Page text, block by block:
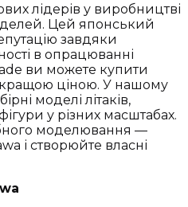
лідерів у виробництві
Цей японський
завдяки
в опрацюванні
ви можете купити
ціною. У нашому
моделі літаків,
у різних масштабах.
моделювання —
і створюйте власні